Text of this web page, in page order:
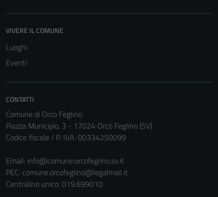
VIVERE IL COMUNE
Luoghi
Eventi
CONTATTI
Comune di Orco Feglino
Piazza Municipio, 3 - 17024 Orco Feglino (SV)
Codice fiscale / P. IVA: 00334250099
Email: info@comune.orcofeglino.sv.it
PEC: comune.orcofeglino@legalmail.it
Centralino unico: 019.699010